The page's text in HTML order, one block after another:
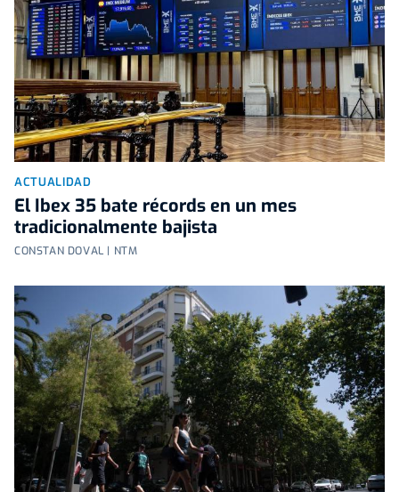
ACTUALIDAD
El Ibex 35 bate récords en un mes
tradicionalmente bajista
CONSTAN DOVAL | NTM